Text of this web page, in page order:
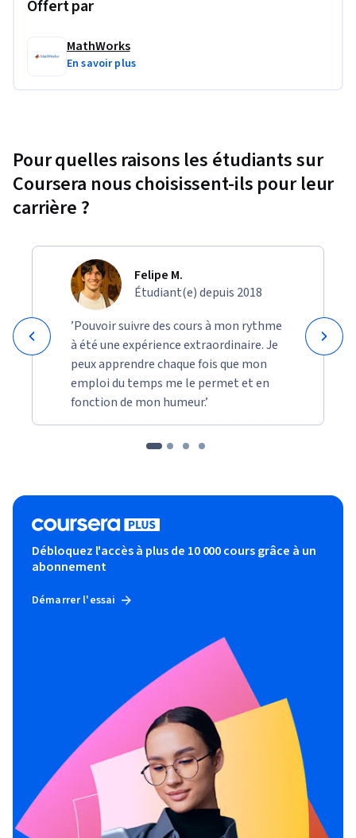
Offert par
MathWorks
En savoir plus
Pour quelles raisons les étudiants sur
Coursera nous choisissent-ils pour leur
carrière ?
Felipe M.
Étudiant(e) depuis 2018
’Pouvoir suivre des cours à mon rythme
à été une expérience extraordinaire. Je
peux apprendre chaque fois que mon
emploi du temps me le permet et en
fonction de mon humeur.’
Débloquez l'accès à plus de 10 000 cours grâce à un
abonnement
Démarrer l'essai